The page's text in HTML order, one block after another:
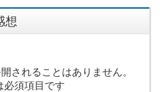
想
されることはありません。
必須項目です